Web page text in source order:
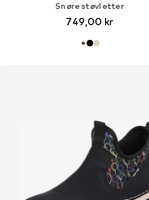
Snørestøvletter
749,00 kr